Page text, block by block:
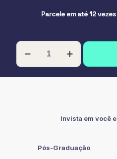
Parcele em até 12
SECRETARIADO
ESCOLAR
quantidade
Invista em você
Pós-Graduação